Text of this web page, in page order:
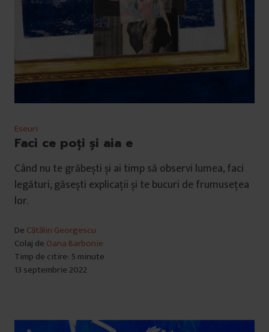
Eseuri
Faci ce poți și aia e
Când nu te grăbești și ai timp să observi lumea, faci
legături, găsești explicații și te bucuri de frumusețea
lor.
De Cătălin Georgescu
Colaj de Oana Barbonie
Timp de citire: 5 minute
13 septembrie 2022